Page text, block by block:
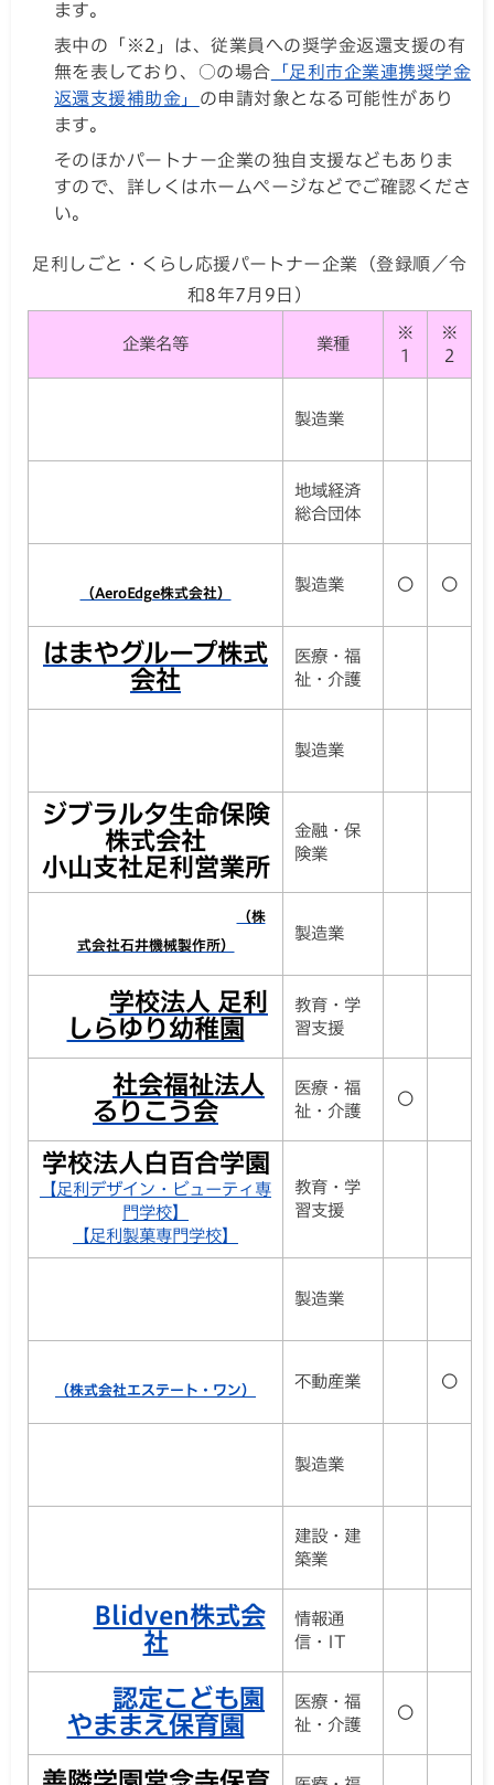
ます。
表中の「※2」は、従業員への奨学金返還支援の有
無を表しており、○の場合 「足利市企業連携奨学金
返還支援補助金」 の申請対象となる可能性があり
ます。
そのほかパートナー企業の独自支援などもありま
すので、詳しくはホームページなどでご確認くださ
い。
足利しごと・くらし応援パートナー企業（登録順／令
和8年7月9日）
企業名等 業種
※
1
※
2
製造業
地域経済
総合団体
（AeroEdge株式会社）
製造業 〇 〇
はまやグループ株式
会社
医療・福
祉・介護
製造業
ジブラルタ生命保険
株式会社
小山支社足利営業所
金融・保
険業
（株
式会社石井機械製作所）
製造業
学校法人 足利
しらゆり幼稚園
教育・学
習支援
社会福祉法人
るりこう会
医療・福
祉・介護
〇
学校法人白百合学園
【足利デザイン・ビューティ専
門学校】
【足利製菓専門学校】
教育・学
習支援
製造業
（株式会社エステート・ワン）
不動産業 〇
製造業
建設・建
築業
Blidven株式会
社
情報通
信・IT
認定こども園
やままえ保育園
医療・福
祉・介護
〇